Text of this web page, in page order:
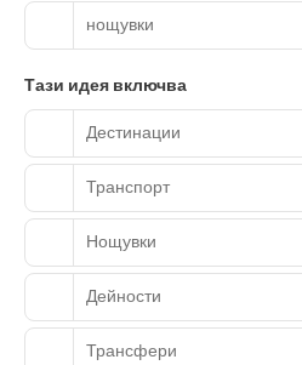
нощувки
Тази идея включва
Дестинации
Транспорт
Нощувки
Дейности
Трансфери